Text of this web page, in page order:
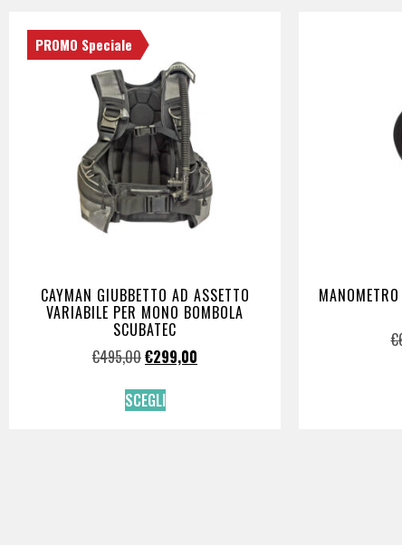
PROMO Speciale
CAYMAN GIUBBETTO AD ASSETTO
VARIABILE PER MONO BOMBOLA
SCUBATEC
€495,00€299,00
SCEGLI
€